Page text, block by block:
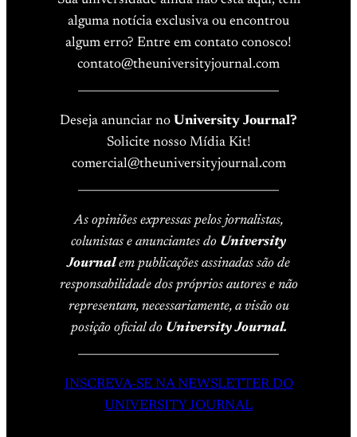
alguma notícia exclusiva ou encontrou
algum erro? Entre em contato conosco!
contato@theuniversityjournal.com
Deseja anunciar no University Journal?
Solicite nosso Mídia Kit!
comercial@theuniversityjournal.com
As opiniões expressas pelos jornalistas,
colunistas e anunciantes do University
Journalem publicações assinadas são de
responsabilidade dos próprios autores e não
representam, necessariamente, a visão ou
posição oficial do University Journal.
INSCREVA-SE NA NEWSLETTER DO
UNIVERSITY JOURNAL